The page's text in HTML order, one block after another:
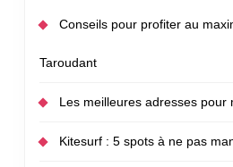
Conseils pour profiter au
Taroudant
Les meilleures adresses pour
Kitesurf : 5 spots à ne pas